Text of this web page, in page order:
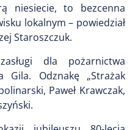
niesiecie, to bezcenna
lokalnym – powiedział
Staroszczuk.
dla pożarnictwa
Gila. Odznakę „Strażak
Paweł Krawczak,